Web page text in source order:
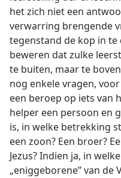
het zich niet een
verwarring brengende
tegenstand de kop in
beweren dat zulke
te buiten, maar te
nog enkele vragen,
een beroep op iets van
helper een persoon en
is, in welke betrekking
een zoon? Een broer?
Jezus? Indien ja, in
„eniggeborene” van de